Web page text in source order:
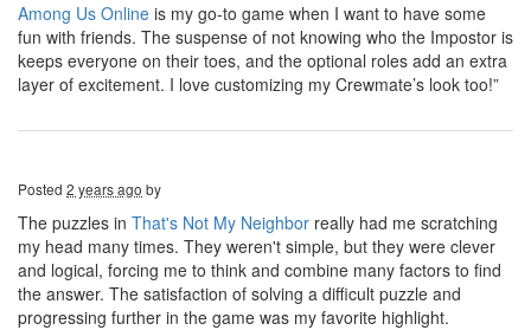
Among Us Online is my go-to game when I want to have some
fun with friends. The suspense of not knowing who the Impostor is
keeps everyone on their toes, and the optional roles add an extra
layer of excitement. I love customizing my Crewmate’s look too!”
Posted 2 years ago by
The puzzles in That's Not My Neighbor really had me scratching
my head many times. They weren't simple, but they were clever
and logical, forcing me to think and combine many factors to find
the answer. The satisfaction of solving a difficult puzzle and
progressing further in the game was my favorite highlight.